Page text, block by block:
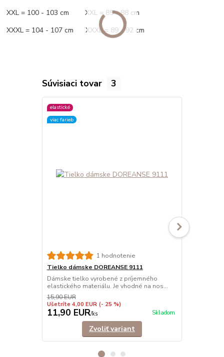
XXL = 100 - 103 cm XXL = 85 - 88 cm
XXXL = 104 - 107 cm XXXL = 89 - 92 cm
Súvisiaci tovar 3
elastické
viac farieb
1 hodnotenie
Tielko dámske DOREANSE 9111
Dámske tielko vyrobené z príjemného
elastického materiálu. Je vhodné na nos...
15,90 EUR
Ušetríte 4,00 EUR (- 25 %)
11,90 EUR/ks Skladom
Zvoliť variant